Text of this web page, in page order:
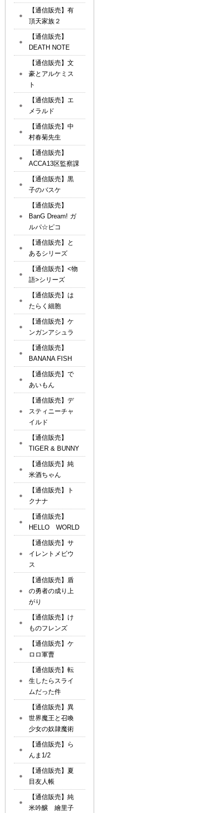
【通信販売】有
頂天家族２
【通信販売】
DEATH NOTE
【通信販売】文
豪とアルケミス
ト
【通信販売】エ
メラルド
【通信販売】中
村春菊先生
【通信販売】
ACCA13区監察課
【通信販売】黒
子のバスケ
【通信販売】
BanG Dream! ガ
ルパ☆ピコ
【通信販売】と
あるシリーズ
【通信販売】<物
語>シリーズ
【通信販売】は
たらく細胞
【通信販売】ケ
ンガンアシュラ
【通信販売】
BANANA FISH
【通信販売】で
あいもん
【通信販売】デ
スティニーチャ
イルド
【通信販売】
TIGER & BUNNY
【通信販売】純
米酒ちゃん
【通信販売】ト
クナナ
【通信販売】
HELLO WORLD
【通信販売】サ
イレントメビウ
ス
【通信販売】盾
の勇者の成り上
がり
【通信販売】け
ものフレンズ
【通信販売】ケ
ロロ軍曹
【通信販売】転
生したらスライ
ムだった件
【通信販売】異
世界魔王と召喚
少女の奴隷魔術
【通信販売】ら
んま1/2
【通信販売】夏
目友人帳
【通信販売】純
米吟醸 繪里子